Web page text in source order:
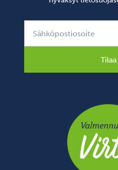
Tilaa